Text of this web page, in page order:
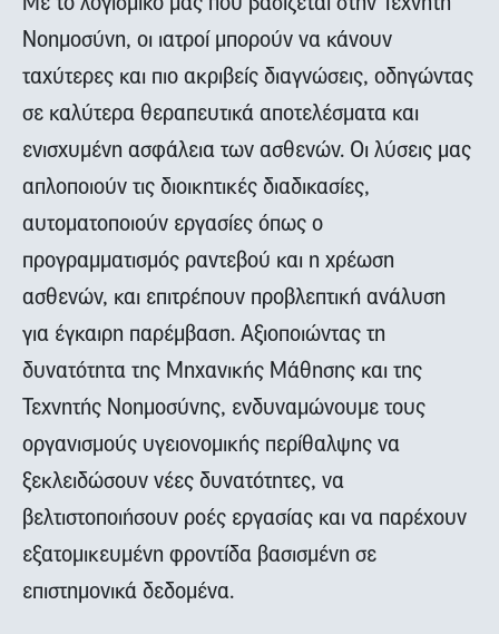
Νοημοσύνη, οι ιατροί μπορούν να κάνουν
ταχύτερες και πιο ακριβείς διαγνώσεις, οδηγώντας
σε καλύτερα θεραπευτικά αποτελέσματα και
ενισχυμένη ασφάλεια των ασθενών. Οι λύσεις μας
απλοποιούν τις διοικητικές διαδικασίες,
αυτοματοποιούν εργασίες όπως ο
προγραμματισμός ραντεβού και η χρέωση
ασθενών, και επιτρέπουν προβλεπτική ανάλυση
για έγκαιρη παρέμβαση. Αξιοποιώντας τη
δυνατότητα της Μηχανικής Μάθησης και της
Τεχνητής Νοημοσύνης, ενδυναμώνουμε τους
οργανισμούς υγειονομικής περίθαλψης να
ξεκλειδώσουν νέες δυνατότητες, να
βελτιστοποιήσουν ροές εργασίας και να παρέχουν
εξατομικευμένη φροντίδα βασισμένη σε
επιστημονικά δεδομένα.